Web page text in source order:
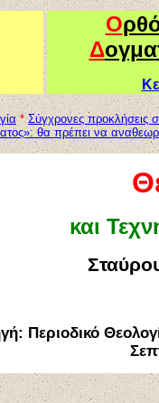
Ο
Δ
* Σύγχρονες προκλήσεις
θα πρέπει να
και
Περιοδικό